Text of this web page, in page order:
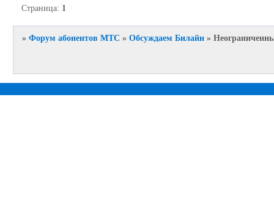
Страница: 1
»Форум абонентов МТС »Обсуждаем Билайн »